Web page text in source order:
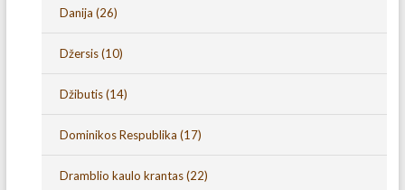
Danija (26)
Džersis(10)
Džibutis(14)
Dominikos Respublika (17)
Dramblio kaulo krantas(22)